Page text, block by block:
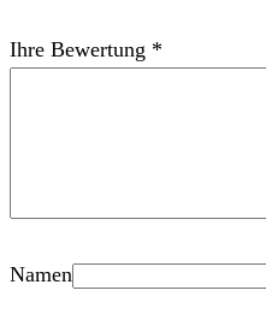
Ihre Bewertung *
Namen